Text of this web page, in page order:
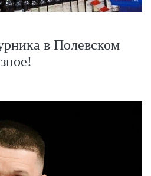
в Полевском